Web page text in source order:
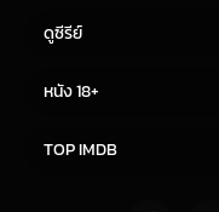
ดูซีรีย์
หนัง 18+
TOP IMDB